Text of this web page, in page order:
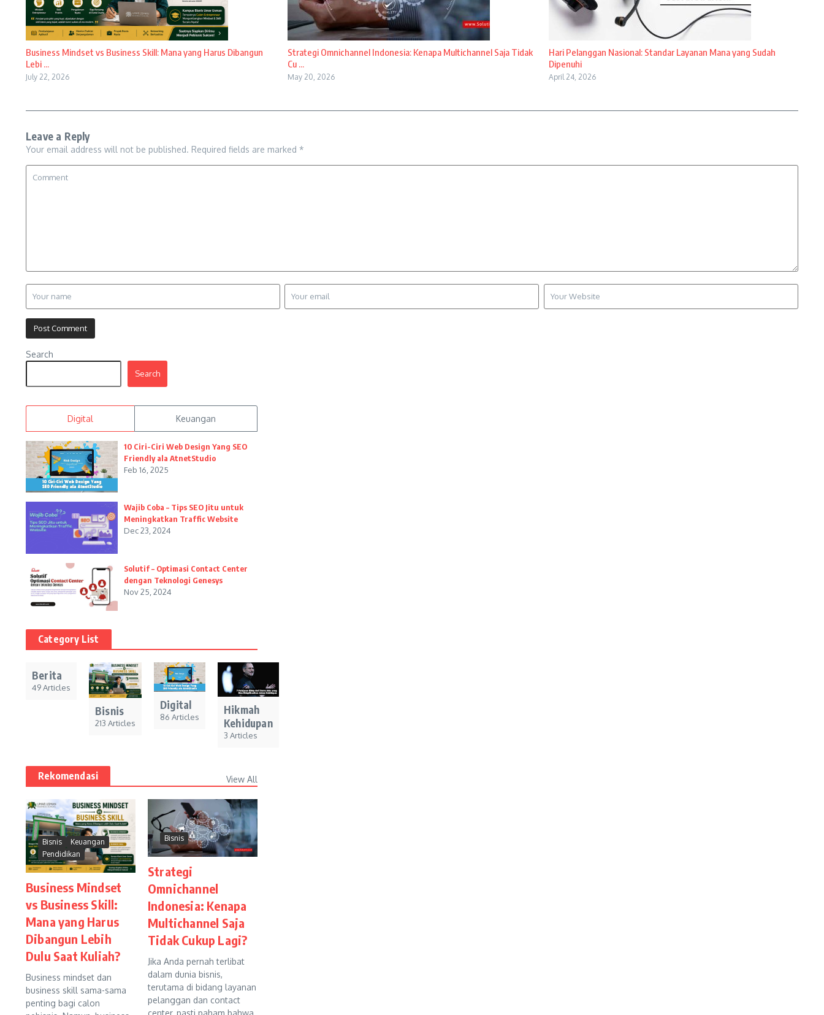
Business Mindset vs Business Skill: Mana yang Harus Dibangun
Lebi ...
July 22, 2026
Strategi Omnichannel Indonesia: Kenapa Multichannel Saja Tidak
Cu ...
May 20, 2026
Hari Pelanggan Nasional: Standar Layanan Mana yang Sudah
Dipenuhi
April 24, 2026
Leave a Reply
Your email address will not be published. Required fields are marked *
Search
Search
Digital Keuangan
10 Ciri-Ciri Web Design Yang SEO
Friendly ala AtnetStudio
Feb 16, 2025
Wajib Coba – Tips SEO Jitu untuk
Meningkatkan Traffic Website
Dec 23, 2024
Solutif – Optimasi Contact Center
dengan Teknologi Genesys
Nov 25, 2024
Category List
Berita
49 Articles
Bisnis
213 Articles
Digital
86 Articles
Hikmah
Kehidupan
3 Articles
Rekomendasi View All
Bisnis
Keuangan
Pendidikan
Business Mindset
vs Business Skill:
Mana yang Harus
Dibangun Lebih
Dulu Saat Kuliah?
Business mindset dan
business skill sama-sama
penting bagi calon
Bisnis
Strategi
Omnichannel
Indonesia: Kenapa
Multichannel Saja
Tidak Cukup Lagi?
Jika Anda pernah terlibat
dalam dunia bisnis,
terutama di bidang layanan
pelanggan dan contact